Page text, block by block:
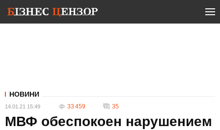
НОВИНИ
14.01.21 15:49 33 459 35
МВФ обеспокоен нарушением